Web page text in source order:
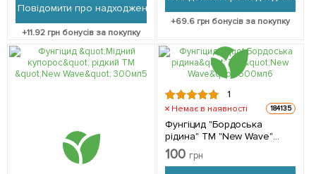
Повідомити про надходження
+11.92грн бонусів за покупку
+69.6 грн бонусів за покупку
1
Немає в наявності 184135
Фунгіцид "Бордоська
рідина" ТМ "New Wave"
500мл
100 грн